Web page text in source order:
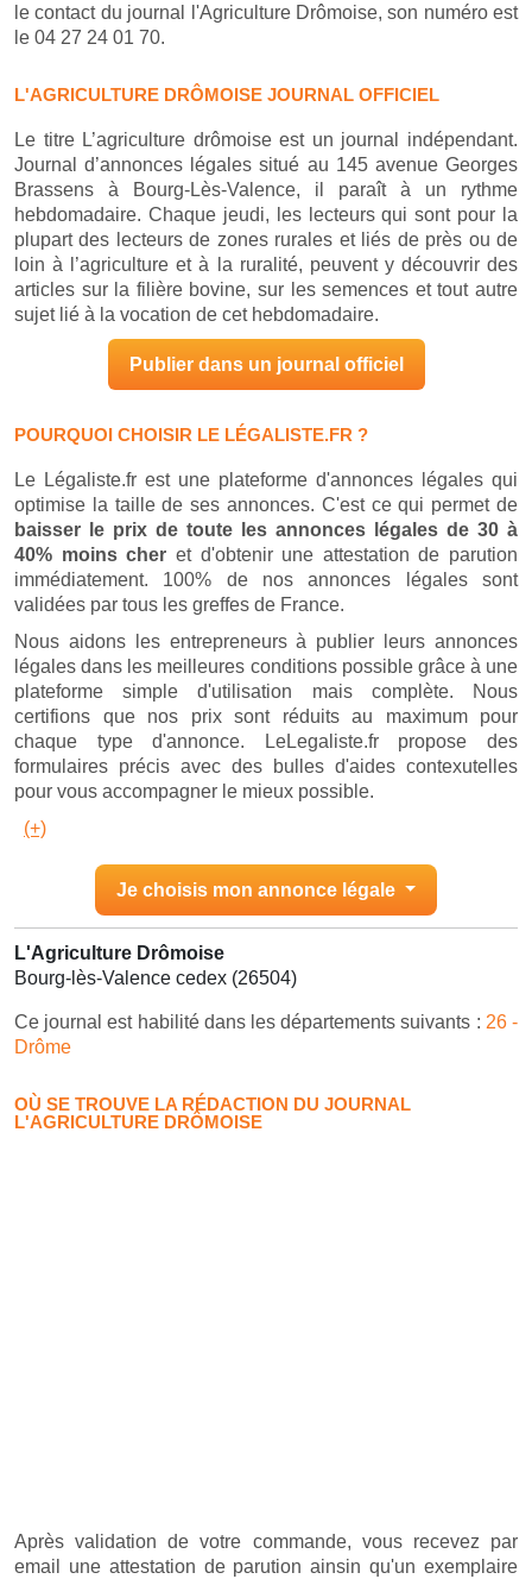
le contact du journal l'Agriculture Drômoise, son numéro est
le 04 27 24 01 70.
L'AGRICULTURE DRÔMOISE JOURNAL OFFICIEL
Le titre L’agriculture drômoise est un journal indépendant.
Journal d’annonces légales situé au 145 avenue Georges
Brassens à Bourg-Lès-Valence, il paraît à un rythme
hebdomadaire. Chaque jeudi, les lecteurs qui sont pour la
plupart des lecteurs de zones rurales et liés de près ou de
loin à l’agriculture et à la ruralité, peuvent y découvrir des
articles sur la filière bovine, sur les semences et tout autre
sujet lié à la vocation de cet hebdomadaire.
Publier dans un journal officiel
POURQUOI CHOISIR LE LÉGALISTE.FR ?
Le Légaliste.fr est une plateforme d'annonces légales qui
optimise la taille de ses annonces. C'est ce qui permet de
baisser le prix de toute les annonces légales de 30 à
40% moins cher et d'obtenir une attestation de parution
immédiatement. 100% de nos annonces légales sont
validées par tous les greffes de France.
Nous aidons les entrepreneurs à publier leurs annonces
légales dans les meilleures conditions possible grâce à une
plateforme simple d'utilisation mais complète. Nous
certifions que nos prix sont réduits au maximum pour
chaque type d'annonce. LeLegaliste.fr propose des
formulaires précis avec des bulles d'aides contexutelles
pour vous accompagner le mieux possible.
(+)
Je choisis mon annonce légale
L'Agriculture Drômoise
Bourg-lès-Valence cedex (26504)
Ce journal est habilité dans les départements suivants : 26 -
Drôme
OÙ SE TROUVE LA RÉDACTION DU JOURNAL
L'AGRICULTURE DRÔMOISE
Après validation de votre commande, vous recevez par
email une attestation de parution ainsin qu'un exemplaire